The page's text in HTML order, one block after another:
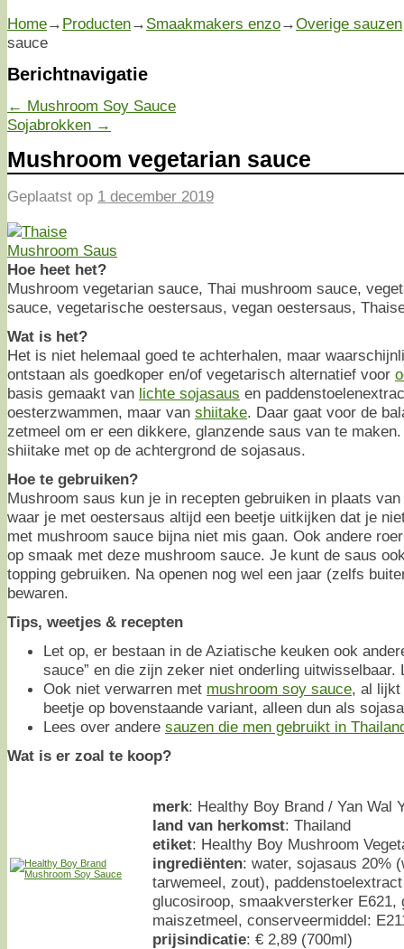
Home→ Producten→ Smaakmakers enzo→Overige sauzen
sauce
Berichtnavigatie
← Mushroom Soy Sauce
Sojabrokken →
Mushroom vegetarian sauce
Geplaatst op 1 december 2019
Hoe heet het?
Mushroom vegetarian sauce, Thai mushroom sauce,
sauce, vegetarische oestersaus, vegan oestersaus,
Wat is het?
Het is niet helemaal goed te achterhalen, maar
ontstaan als goedkoper en/of vegetarisch alternatief voor
basis gemaakt van lichte sojasaus en
oesterzwammen, maar van shiitake. Daar gaat voor de
zetmeel om er een dikkere, glanzende saus van te
shiitake met op de achtergrond de sojasaus.
Hoe te gebruiken?
Mushroom saus kun je in recepten gebruiken in plaats van
waar je met oestersaus altijd een beetje uitkijken dat je
met mushroom sauce bijna niet mis gaan. Ook andere
op smaak met deze mushroom sauce. Je kunt de saus
topping gebruiken. Na openen nog wel een jaar (zelfs
bewaren.
Tips, weetjes & recepten
Let op, er bestaan in de Aziatische keuken ook
sauce” en die zijn zeker niet onderling
Ook niet verwarren met mushroom soy sauce, al lijkt
beetje op bovenstaande variant, alleen dun als
Lees over andere sauzen die men gebruikt in
Wat is er zoal te koop?
merk: Healthy Boy Brand / Yan Wal
land van herkomst: Thailand
etiket: Healthy Boy Mushroom
ingrediënten: water, sojasaus 20%
tarwemeel, zout),
glucosiroop, smaakversterker E621,
maiszetmeel, conserveermiddel:
prijsindicatie: € 2,89 (700ml)